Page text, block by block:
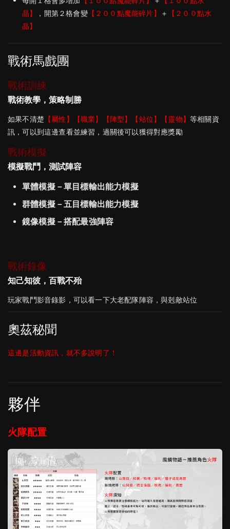
晶】
，開第２格會變【２００點魔能碎片】 ＋ 【２００點水
晶】
戰術馬戲團
戰術訓練
戰術教學，策略制勝
如果不清楚 【屬性】【職業】【陣型】【站位】【靈物】 等相關資
訊，可以到這邊查看並練習，過關後可以獲得對應獎勵
戰術模擬
模擬戰鬥，測試陣容
單體模擬－單目標輸出能力模擬
群體模擬－五目標輸出能力模擬
鏡像模擬－搭配最強陣容
戰術錄像
知己知彼，百戰不殆
玩家戰鬥影音錄影，可以看一下大老配隊陣容，與剋敵站位
奧茲秘聞
這邊是活動資訊，就不多說明了！
夥伴
火隊配置